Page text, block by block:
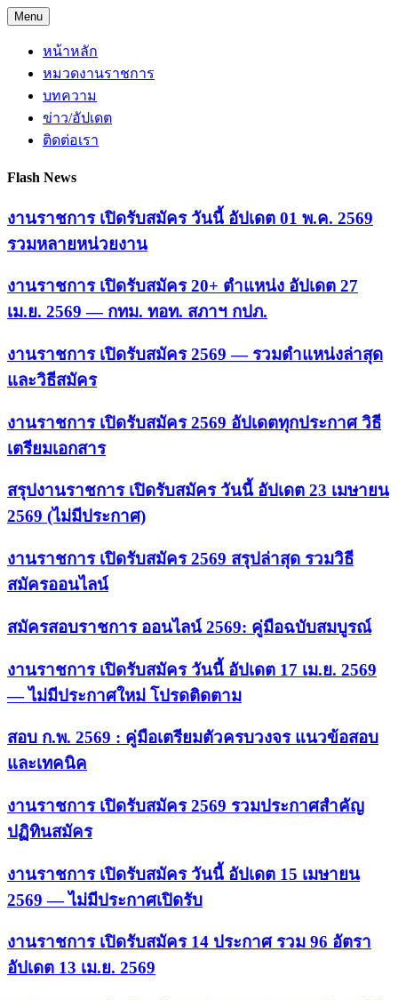
Skip
to
content
Menu
หน้าหลัก
หมวดงานราชการ
บทความ
ข่าว/อัปเดต
ติดต่อเรา
Flash News
งานราชการ เปิดรับสมัคร วันนี้ อัปเดต 01 พ.ค. 2569
รวมหลายหน่วยงาน
งานราชการ เปิดรับสมัคร 20+ ตำแหน่ง อัปเดต 27
เม.ย. 2569 — กทม. ทอท. สภาฯ กปภ.
งานราชการ เปิดรับสมัคร 2569 — รวมตำแหน่งล่าสุด
และวิธีสมัคร
งานราชการ เปิดรับสมัคร 2569 อัปเดตทุกประกาศ วิธี
เตรียมเอกสาร
สรุปงานราชการ เปิดรับสมัคร วันนี้ อัปเดต 23 เมษายน
2569 (ไม่มีประกาศ)
งานราชการ เปิดรับสมัคร 2569 สรุปล่าสุด รวมวิธี
สมัครออนไลน์
สมัครสอบราชการ ออนไลน์ 2569: คู่มือฉบับสมบูรณ์
งานราชการ เปิดรับสมัคร วันนี้ อัปเดต 17 เม.ย. 2569
— ไม่มีประกาศใหม่ โปรดติดตาม
สอบ ก.พ. 2569 : คู่มือเตรียมตัวครบวงจร แนวข้อสอบ
และเทคนิค
งานราชการ เปิดรับสมัคร 2569 รวมประกาศสำคัญ
ปฏิทินสมัคร
งานราชการ เปิดรับสมัคร วันนี้ อัปเดต 15 เมษายน
2569 — ไม่มีประกาศเปิดรับ
งานราชการ เปิดรับสมัคร 14 ประกาศ รวม 96 อัตรา
อัปเดต 13 เม.ย. 2569